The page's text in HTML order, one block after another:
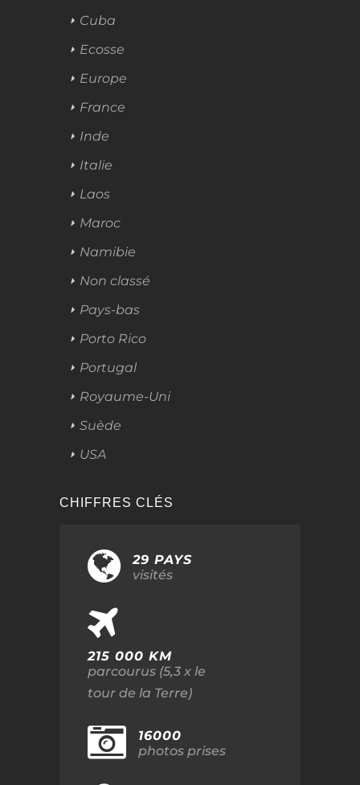
Cuba
Ecosse
Europe
France
Inde
Italie
Laos
Maroc
Namibie
Non classé
Pays-bas
Porto Rico
Portugal
Royaume-Uni
Suède
USA
CHIFFRES CLÉS
29 PAYS
visités
215 000 KM
parcourus (5,3 x le
tour de la Terre)
16000
photos prises